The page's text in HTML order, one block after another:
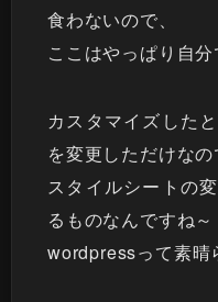
食わないので、
ここはやっぱり自分
カスタマイズした
を変更しただけなの
スタイルシートの
るものなんですね～
wordpressって素晴